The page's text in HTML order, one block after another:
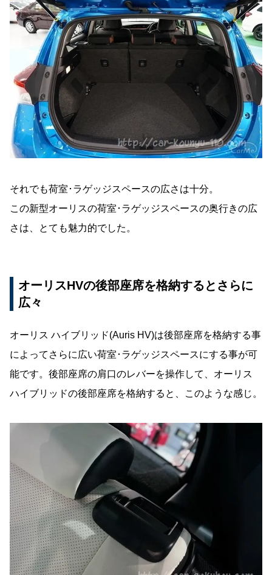
それでも荷室･ラゲッジスペースの広さは十分。
この新型オーリスの荷室･ラゲッジスペースの奥行きの広
さは、とても魅力的でした。
オーリスHVの後部座席を格納するとさらに
広々
オーリス ハイブリッド(Auris HV)は後部座席を格納する事
によってさらに広い荷室･ラゲッジスペースにする事が可
能です。後部座席の肩口のレバーを操作して、オーリス
ハイブリッドの後部座席を格納すると、このような感じ。